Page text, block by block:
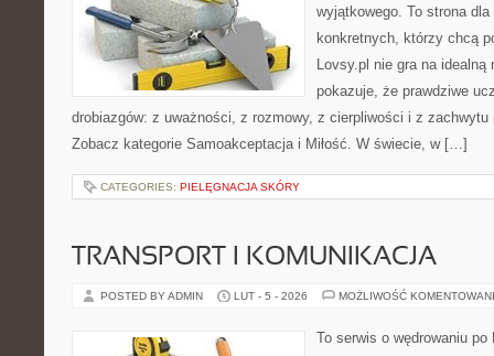
wyjątkowego. To strona
konkretnych, którzy chcą
Lovsy.pl nie gra na idealną
pokazuje, że prawdziwe
drobiazgów: z uważności, z rozmowy, z cierpliwości i z
Zobacz kategorie Samoakceptacja i Miłość. W świecie, w […]
CATEGORIES: PIELĘGNACJA SKÓRY
TRANSPORT I KOMUNIKACJA
POSTED BY ADMIN LUT - 5 - 2026 MOŻLIWOŚĆ
To serwis o wędrowaniu